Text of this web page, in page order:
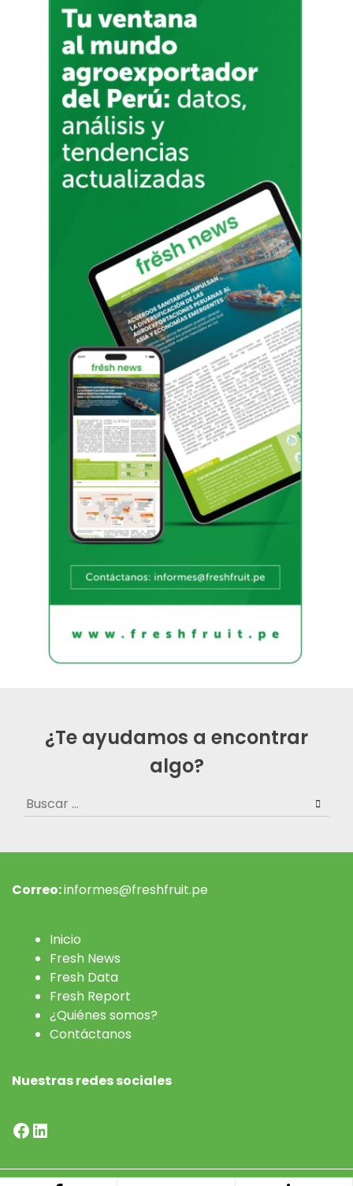
¿Te ayudamos a encontrar
algo?
Buscar:
Correo:informes@freshfruit.pe
Inicio
Fresh News
Fresh Data
Fresh Report
¿Quiénes somos?
Contáctanos
Nuestras redes sociales
Facebook
LinkedIn